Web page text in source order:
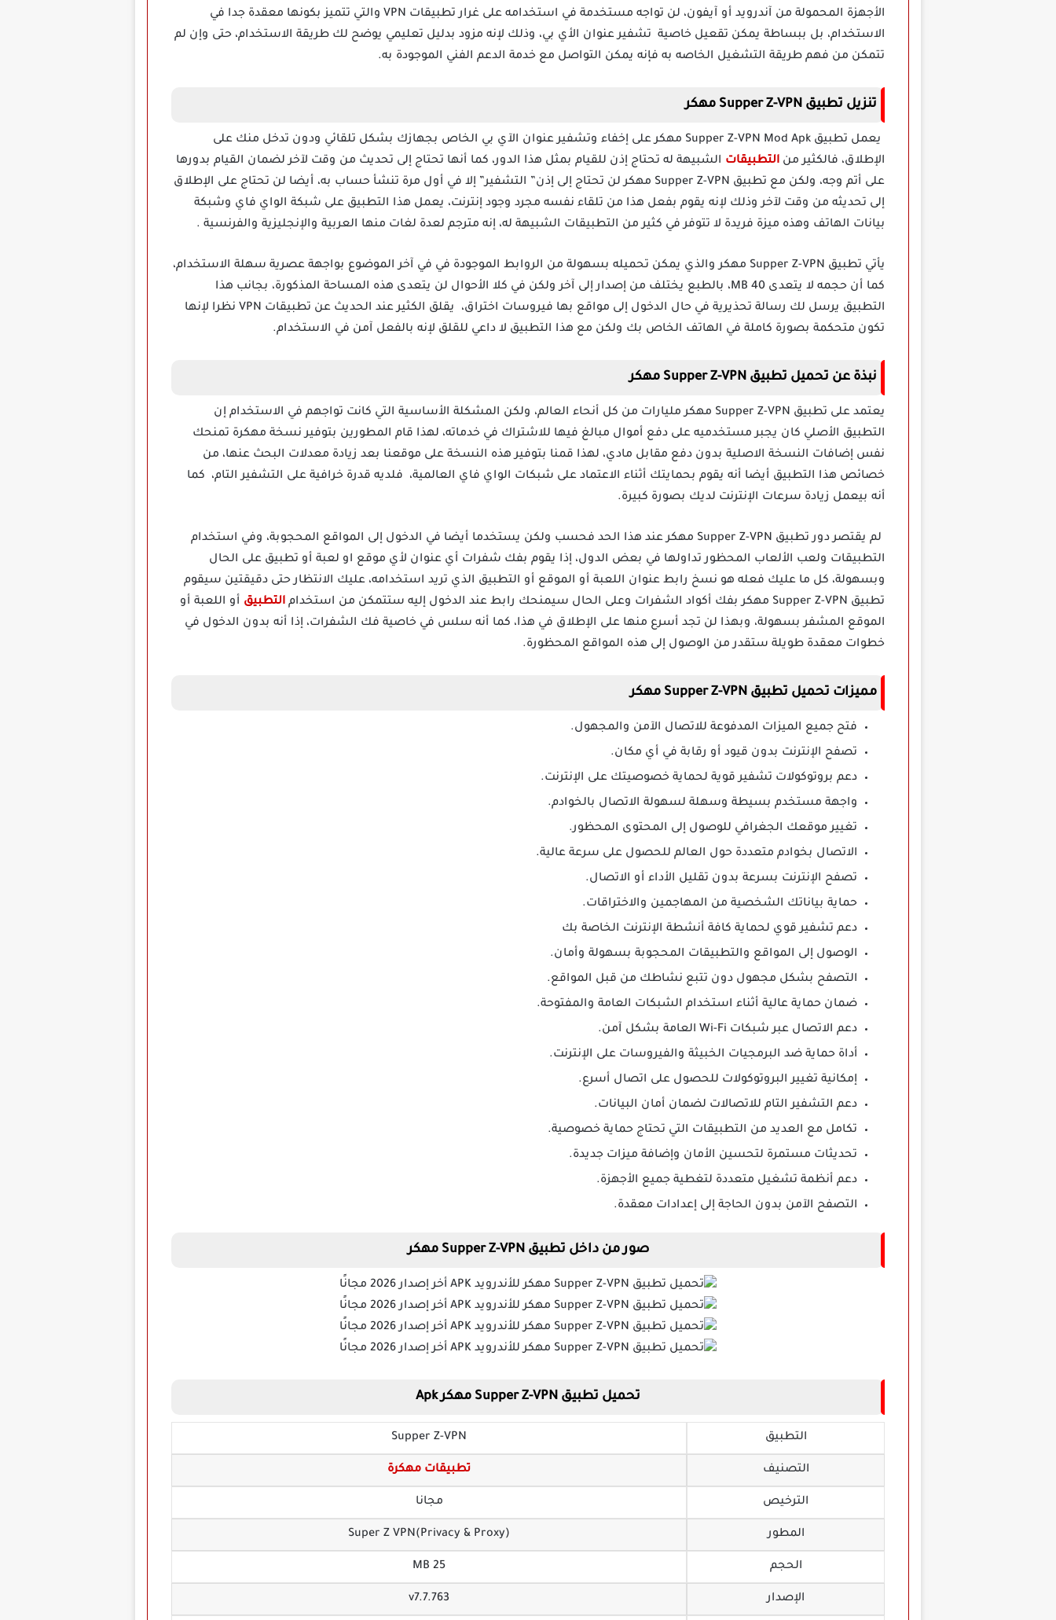
الأجهزة المحمولة من آندرويد أو آيفون، لن تواجه مستخدمة في استخدامه على غرار تطبيقات VPN والتي تتميز بكونها معقدة جدا في
الاستخدام، بل ببساطة يمكن تقعيل خاصية تشفير عنوان الأي بي، وذلك لإنه مزود بدليل تعليمي يوضح لك طريقة الاستخدام، حتى وإن لم
تتمكن من فهم طريقة التشغيل الخاصه به فإنه يمكن التواصل مع خدمة الدعم الفني الموجودة به.
تنزيل تطبيق Supper Z-VPN مهكر
يعمل تطبيق Supper Z-VPN Mod Apk مهكر على إخفاء وتشفير عنوان الآي بي الخاص بجهازك بشكل تلقائي ودون تدخل منك على
الإطلاق، فالكثير من التطبيقات الشبيهة له تحتاج إذن للقيام بمثل هذا الدور، كما أنها تحتاج إلى تحديث من وقت لآخر لضمان القيام بدورها
على أتم وجه، ولكن مع تطبيق Supper Z-VPN مهكر لن تحتاج إلى إذن” التشفير” إلا في أول مرة تنشأ حساب به، أيضا لن تحتاج على الإطلاق
إلى تحديثه من وقت لآخر وذلك لإنه يقوم بفعل هذا من تلقاء نفسه مجرد وجود إنترنت، يعمل هذا التطبيق على شبكة الواي فاي وشبكة
بيانات الهاتف وهذه ميزة فريدة لا تتوفر في كثير من التطبيقات الشبيهة له، إنه مترجم لعدة لغات منها العربية والإنجليزية والفرنسية .
يأتي تطبيق Supper Z-VPN مهكر والذي يمكن تحميله بسهولة من الروابط الموجودة في في آخر الموضوع بواجهة عصرية سهلة الاستخدام،
كما أن حجمه لا يتعدى 40 MB، بالطبع يختلف من إصدار إلى آخر ولكن في كلا الأحوال لن يتعدى هذه المساحة المذكورة، بجانب هذا
التطبيق يرسل لك رسالة تحذيرية في حال الدخول إلى مواقع بها فيروسات اختراق، يقلق الكثير عند الحديث عن تطبيقات VPN نظرا لإنها
تكون متحكمة بصورة كاملة في الهاتف الخاص بك ولكن مع هذا التطبيق لا داعي للقلق لإنه بالفعل آمن في الاستخدام.
نبذة عن تحميل تطبيق Supper Z-VPN مهكر
يعتمد على تطبيق Supper Z-VPN مهكر مليارات من كل أنحاء العالم، ولكن المشكلة الأساسية التي كانت تواجهم في الاستخدام إن
التطبيق الأصلي كان يجبر مستخدميه على دفع أموال مبالغ فيها للاشتراك في خدماته، لهذا قام المطورين بتوفير نسخة مهكرة تمنحك
نفس إضافات النسخة الاصلية بدون دفع مقابل مادي، لهذا قمنا بتوفير هذه النسخة على موقعنا بعد زيادة معدلات البحث عنها، من
خصائص هذا التطبيق أيضا أنه يقوم بحمايتك أثناء الاعتماد على شبكات الواي فاي العالمية، فلديه قدرة خرافية على التشفير التام، كما
أنه بيعمل زيادة سرعات الإنترنت لديك بصورة كبيرة.
لم يقتصر دور تطبيق Supper Z-VPN مهكر عند هذا الحد فحسب ولكن يستخدما أيضا في الدخول إلى المواقع المحجوبة، وفي استخدام
التطبيقات ولعب الألعاب المحظور تداولها في بعض الدول، إذا يقوم بفك شفرات أي عنوان لأي موقع او لعبة أو تطبيق على الحال
وبسهولة، كل ما عليك فعله هو نسخ رابط عنوان اللعبة أو الموقع أو التطبيق الذي تريد استخدامه، عليك الانتظار حتى دقيقتين سيقوم
تطبيق Supper Z-VPN مهكر بفك أكواد الشفرات وعلى الحال سيمنحك رابط عند الدخول إليه ستتمكن من استخدام
التطبيق أو اللعبة أو
الموقع المشفر بسهولة، وبهذا لن تجد أسرع منها على الإطلاق في هذا، كما أنه سلس في خاصية فك الشفرات، إذا أنه بدون الدخول في
خطوات معقدة طويلة ستقدر من الوصول إلى هذه المواقع المحظورة.
مميزات تحميل تطبيق Supper Z-VPN مهكر
فتح جميع الميزات المدفوعة للاتصال الآمن والمجهول.
تصفح الإنترنت بدون قيود أو رقابة في أي مكان.
دعم بروتوكولات تشفير قوية لحماية خصوصيتك على الإنترنت.
واجهة مستخدم بسيطة وسهلة لسهولة الاتصال بالخوادم.
تغيير موقعك الجغرافي للوصول إلى المحتوى المحظور.
الاتصال بخوادم متعددة حول العالم للحصول على سرعة عالية.
تصفح الإنترنت بسرعة بدون تقليل الأداء أو الاتصال.
حماية بياناتك الشخصية من المهاجمين والاختراقات.
دعم تشفير قوي لحماية كافة أنشطة الإنترنت الخاصة بك
الوصول إلى المواقع والتطبيقات المحجوبة بسهولة وأمان.
التصفح بشكل مجهول دون تتبع نشاطك من قبل المواقع.
ضمان حماية عالية أثناء استخدام الشبكات العامة والمفتوحة.
دعم الاتصال عبر شبكات Wi-Fi العامة بشكل آمن.
أداة حماية ضد البرمجيات الخبيثة والفيروسات على الإنترنت.
إمكانية تغيير البروتوكولات للحصول على اتصال أسرع.
دعم التشفير التام للاتصالات لضمان أمان البيانات.
تكامل مع العديد من التطبيقات التي تحتاج حماية خصوصية.
تحديثات مستمرة لتحسين الأمان وإضافة ميزات جديدة.
دعم أنظمة تشغيل متعددة لتغطية جميع الأجهزة.
التصفح الآمن بدون الحاجة إلى إعدادات معقدة.
صور من داخل تطبيق Supper Z-VPN مهكر
تحميل تطبيق Supper Z-VPN مهكر Apk
التطبيق Supper Z-VPN
التصنيف تطبيقات مهكرة
الترخيص مجانا
المطور Super Z VPN(Privacy & Proxy)‏
الحجم 25 MB
الإصدار v7.7.763